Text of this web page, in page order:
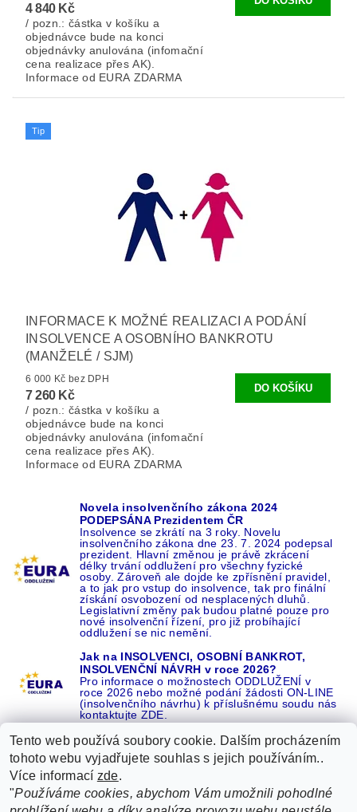
4 840 Kč
/ pozn.: částka v košíku a
objednávce bude na konci
objednávky anulována (infomační
cena realizace přes AK).
Informace od EURA ZDARMA
Tip
INFORMACE K MOŽNÉ REALIZACI A PODÁNÍ
INSOLVENCE A OSOBNÍHO BANKROTU
(MANŽELÉ / SJM)
6 000 Kč bez DPH
7 260 Kč
/ pozn.: částka v košíku a
objednávce bude na konci
objednávky anulována (infomační
cena realizace přes AK).
Informace od EURA ZDARMA
Novela insolvenčního zákona 2024
PODEPSÁNA Prezidentem ČR
Insolvence se zkrátí na 3 roky. Novelu
insolvenčního zákona dne 23. 7. 2024 podepsal
prezident. Hlavní změnou je právě zkrácení
délky trvání oddlužení pro všechny fyzické
osoby. Zároveň ale dojde ke zpřísnění pravidel,
a to jak pro vstup do insolvence, tak pro finální
získání osvobození od nesplacených dluhů.
Legislativní změny pak budou platné pouze pro
nové insolvenční řízení, pro již probíhající
oddlužení se nic nemění.
Jak na INSOLVENCI, OSOBNÍ BANKROT,
INSOLVENČNÍ NÁVRH v roce 2026?
Pro informace o možnostech ODDLUŽENÍ v
roce 2026 nebo možné podání žádosti ON-LINE
(insolvenčního návrhu) k příslušnému soudu nás
kontaktujte ZDE.
Recenze o NÁS na GOOGLE 16 let REFERENCÍ v celé ČR |
Recenze o NÁS na SEZNAMU |
Tento web používá soubory cookie. Dalším procházením
tohoto webu vyjadřujete souhlas s jejich používáním..
Více informací zde.
"Používáme cookies, abychom Vám umožnili pohodlné